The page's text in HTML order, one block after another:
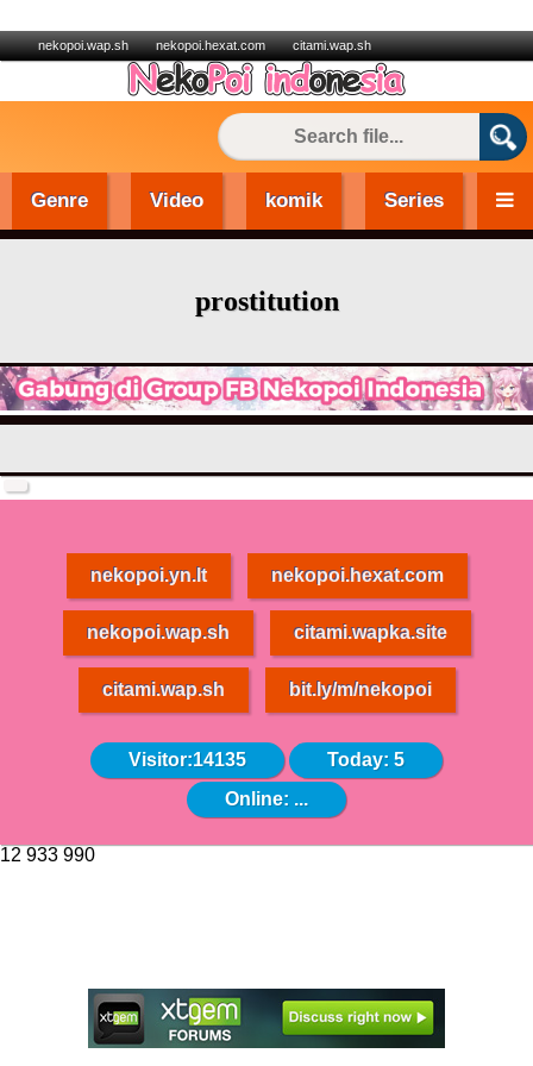
nekopoi.wap.sh nekopoi.hexat.com citami.wap.sh
Genre Video komik Series
prostitution
nekopoi.yn.lt nekopoi.hexat.com
nekopoi.wap.sh citami.wapka.site
citami.wap.sh bit.ly/m/nekopoi
Visitor:14135
Today: 5
Online: ...
12 933 990